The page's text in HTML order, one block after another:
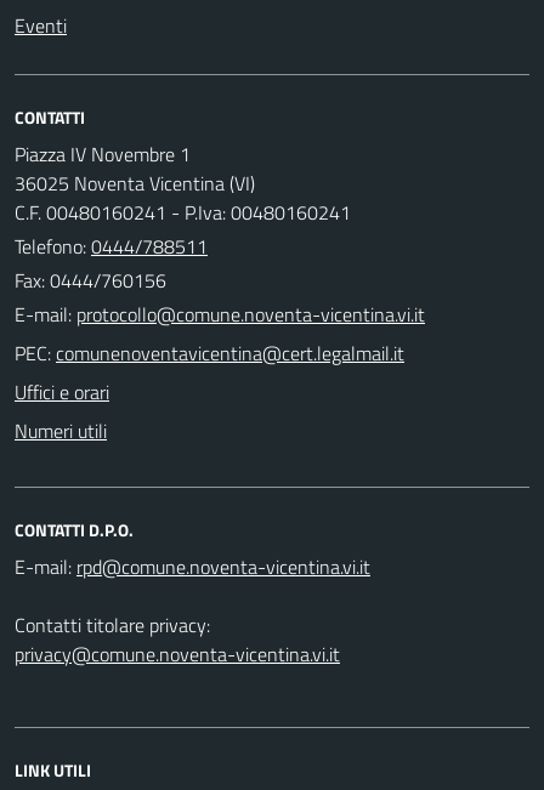
Eventi
CONTATTI
Piazza IV Novembre 1
36025 Noventa Vicentina (VI)
C.F. 00480160241 - P.Iva: 00480160241
Telefono:0444/788511
Fax: 0444/760156
E-mail:
PEC:
Uffici e orari
Numeri utili
CONTATTI D.P.O.
E-mail:
Contatti titolare privacy:
privacy@comune.noventa-vicentina.vi.it
LINK UTILI